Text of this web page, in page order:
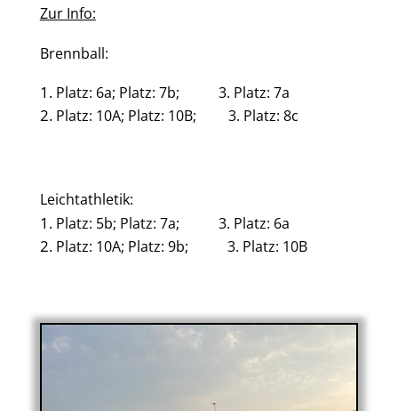
Zur Info:
Brennball:
Platz: 6a; Platz: 7b; 3. Platz: 7a
Platz: 10A; Platz: 10B; 3. Platz: 8c
Leichtathletik:
Platz: 5b; Platz: 7a; 3. Platz: 6a
Platz: 10A; Platz: 9b; 3. Platz: 10B